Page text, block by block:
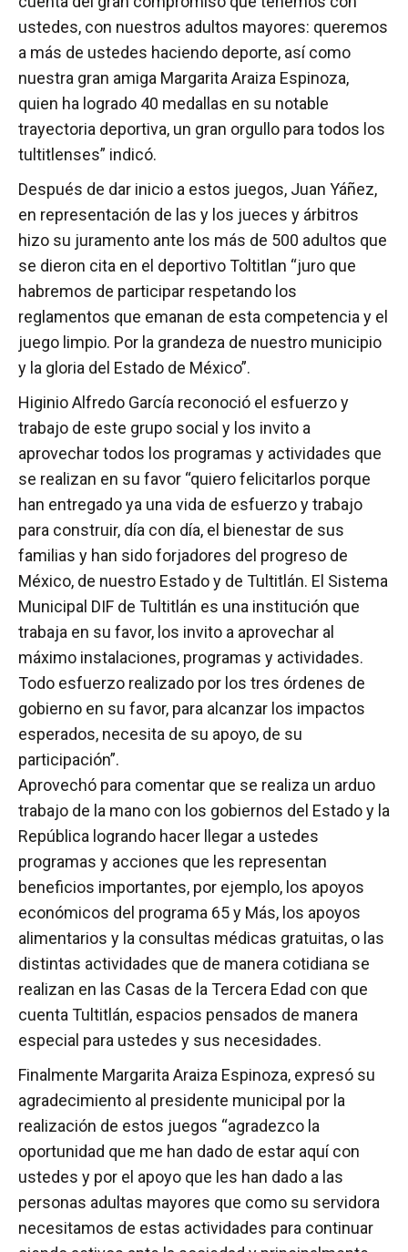
ustedes, con nuestros adultos mayores: queremos
a más de ustedes haciendo deporte, así como
nuestra gran amiga Margarita Araiza Espinoza,
quien ha logrado 40 medallas en su notable
trayectoria deportiva, un gran orgullo para todos los
tultitlenses” indicó.
Después de dar inicio a estos juegos, Juan Yáñez,
en representación de las y los jueces y árbitros
hizo su juramento ante los más de 500 adultos que
se dieron cita en el deportivo Toltitlan “juro que
habremos de participar respetando los
reglamentos que emanan de esta competencia y el
juego limpio. Por la grandeza de nuestro municipio
y la gloria del Estado de México”.
Higinio Alfredo García reconoció el esfuerzo y
trabajo de este grupo social y los invito a
aprovechar todos los programas y actividades que
se realizan en su favor “quiero felicitarlos porque
han entregado ya una vida de esfuerzo y trabajo
para construir, día con día, el bienestar de sus
familias y han sido forjadores del progreso de
México, de nuestro Estado y de Tultitlán. El Sistema
Municipal DIF de Tultitlán es una institución que
trabaja en su favor, los invito a aprovechar al
máximo instalaciones, programas y actividades.
Todo esfuerzo realizado por los tres órdenes de
gobierno en su favor, para alcanzar los impactos
esperados, necesita de su apoyo, de su
participación”.
Aprovechó para comentar que se realiza un arduo
trabajo de la mano con los gobiernos del Estado y la
República logrando hacer llegar a ustedes
programas y acciones que les representan
beneficios importantes, por ejemplo, los apoyos
económicos del programa 65 y Más, los apoyos
alimentarios y la consultas médicas gratuitas, o las
distintas actividades que de manera cotidiana se
realizan en las Casas de la Tercera Edad con que
cuenta Tultitlán, espacios pensados de manera
especial para ustedes y sus necesidades.
Finalmente Margarita Araiza Espinoza, expresó su
agradecimiento al presidente municipal por la
realización de estos juegos “agradezco la
oportunidad que me han dado de estar aquí con
ustedes y por el apoyo que les han dado a las
personas adultas mayores que como su servidora
necesitamos de estas actividades para continuar